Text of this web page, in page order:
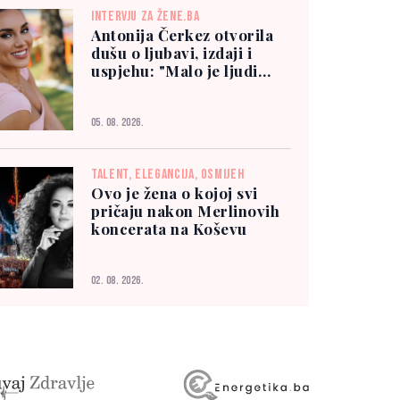
INTERVJU ZA ŽENE.BA
Antonija Čerkez otvorila
dušu o ljubavi, izdaji i
uspjehu: "Malo je ljudi
05. 08. 2026.
TALENT, ELEGANCIJA, OSMIJEH
Ovo je žena o kojoj svi
pričaju nakon Merlinovih
koncerata na Koševu
02. 08. 2026.